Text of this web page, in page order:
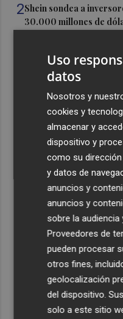
2Shein sondea a
30.000 millones de
accionista de ACS y
La Femp se coordina
eclipse solar del 12 de
El incendio del Cerro
Infomur en situación 1
Recibe
Plaza
Uso
datos
Nosotros y
cookies y
almacenar y
dispositivo y
como su
y datos de
anuncios y
anuncios y
sobre la
Proveedores de
pueden procesar
otros fines,
geolocalización
del dispositivo.
solo a este sitio